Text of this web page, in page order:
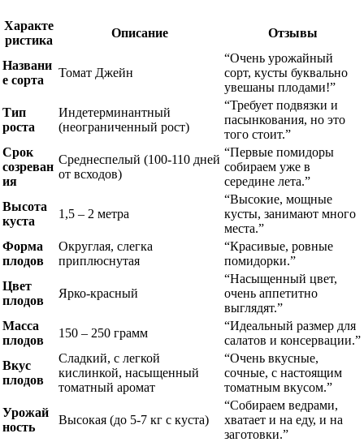
Характе
ристика
Описание Отзывы
Названи
е сорта
Томат Джейн
“Очень урожайный
сорт, кусты буквально
увешаны плодами!”
Тип
роста
Индетерминантный
(неограниченный рост)
“Требует подвязки и
пасынкования, но это
того стоит.”
Срок
созреван
ия
Среднеспелый (100-110 дней
от всходов)
“Первые помидоры
собираем уже в
середине лета.”
Высота
куста
1,5 – 2 метра
“Высокие, мощные
кусты, занимают много
места.”
Форма
плодов
Округлая, слегка
приплюснутая
“Красивые, ровные
помидорки.”
Цвет
плодов
Ярко-красный
“Насыщенный цвет,
очень аппетитно
выглядят.”
Масса
плодов
150 – 250 грамм
“Идеальный размер для
салатов и консервации.”
Вкус
плодов
Сладкий, с легкой
кислинкой, насыщенный
томатный аромат
“Очень вкусные,
сочные, с настоящим
томатным вкусом.”
Урожай
ность
Высокая (до 5-7 кг с куста)
“Собираем ведрами,
хватает и на еду, и на
заготовки.”